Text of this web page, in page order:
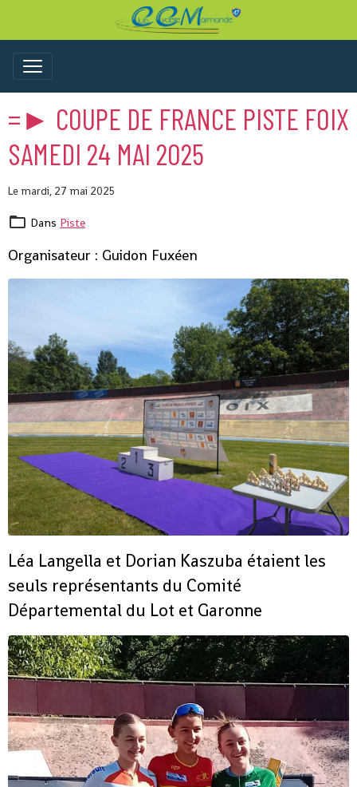
=► COUPE DE FRANCE PISTE FOIX
SAMEDI 24 MAI 2025
Le mardi, 27 mai 2025
Dans Piste
Organisateur : Guidon Fuxéen
Léa Langella et Dorian Kaszuba étaient les
seuls représentants du Comité
Départemental du Lot et Garonne